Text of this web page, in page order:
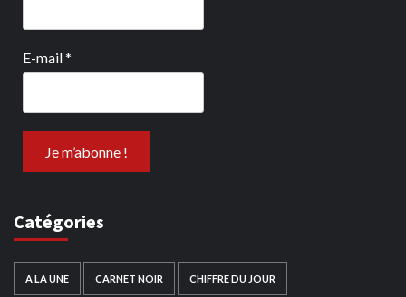
E-mail*
Catégories
A LA UNE CARNET NOIR CHIFFRE DU JOUR